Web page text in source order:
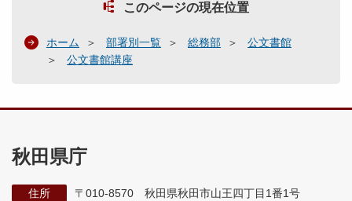
このページの現在位置
ホーム 部署別一覧 総務部
公文書館
公文書館講座
秋田県庁
住所
〒010-8570 秋田県秋田市山王四丁目1番1号